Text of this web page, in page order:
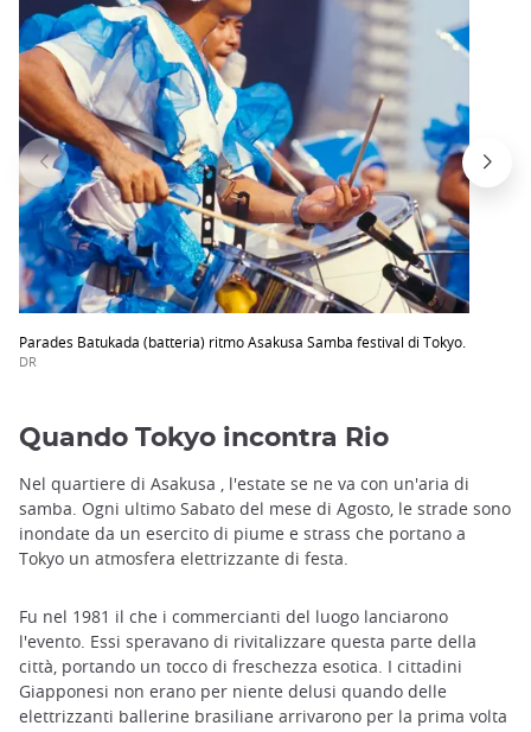
Parades Batukada (batteria) ritmo Asakusa Samba festival di Tokyo.
DR
Quando Tokyo incontra Rio
Nel quartiere di Asakusa , l'estate se ne va con un'aria di
samba. Ogni ultimo Sabato del mese di Agosto, le strade sono
inondate da un esercito di piume e strass che portano a
Tokyo un atmosfera elettrizzante di festa.
Fu nel 1981 il che i commercianti del luogo lanciarono
l'evento. Essi speravano di rivitalizzare questa parte della
città, portando un tocco di freschezza esotica. I cittadini
Giapponesi non erano per niente delusi quando delle
elettrizzanti ballerine brasiliane arrivarono per la prima volta